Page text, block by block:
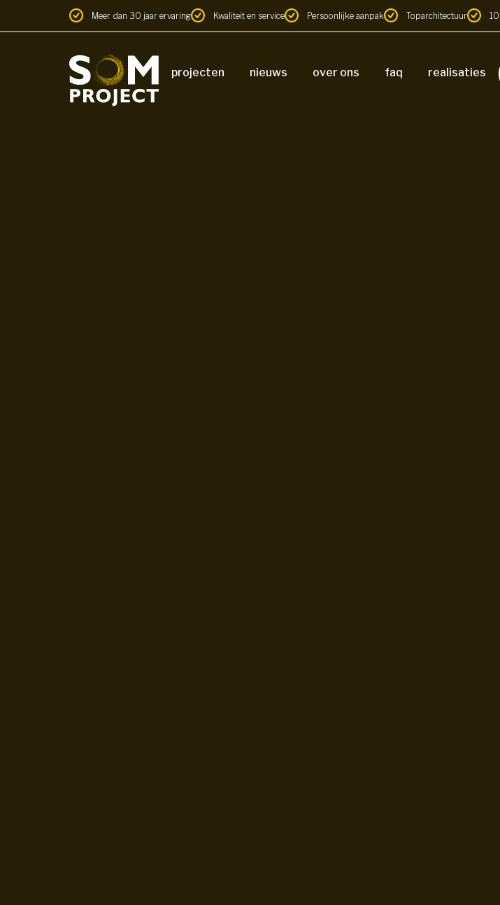
Meer dan 30 jaar ervaring Kwaliteit en service Persoonlijke aanpak Toparchitectuur
projecten nieuws over ons faq realisaties